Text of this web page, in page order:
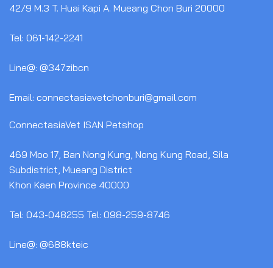
42/9 M.3 T. Huai Kapi A. Mueang Chon Buri 20000
Tel: 061-142-2241
Line@: @347zibcn
Email: connectasiavetchonburi@gmail.com
ConnectasiaVet ISAN Petshop
469 Moo 17, Ban Nong Kung, Nong Kung Road, Sila
Subdistrict, Mueang District
Khon Kaen Province 40000
Tel: 043-048255 Tel: 098-259-8746
Line@: @688kteic